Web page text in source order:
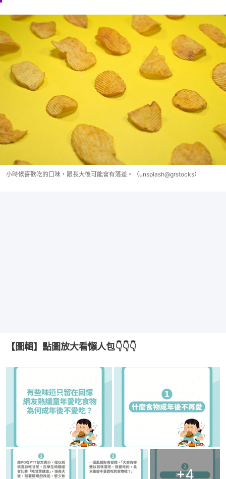
小時候喜歡吃的口味，跟長大後可能會有落差。（unsplash@grstocks）
【圖輯】點圖放大看懶人包👇👇👇
+4